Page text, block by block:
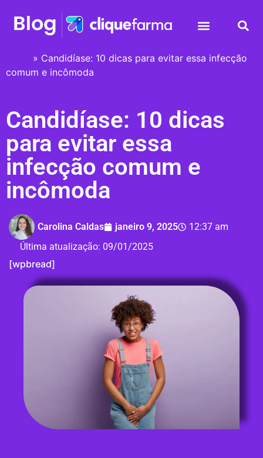
» Candidíase: 10 dicas para evitar essa infecção
comum e incômoda
Candidíase: 10 dicas
para evitar essa
infecção comum e
incômoda
Carolina Caldas janeiro 9, 2025
12:37 am
Última atualização: 09/01/2025
[wpbread]